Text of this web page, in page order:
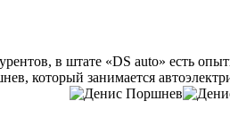
в штате «DS auto» есть
который занимается